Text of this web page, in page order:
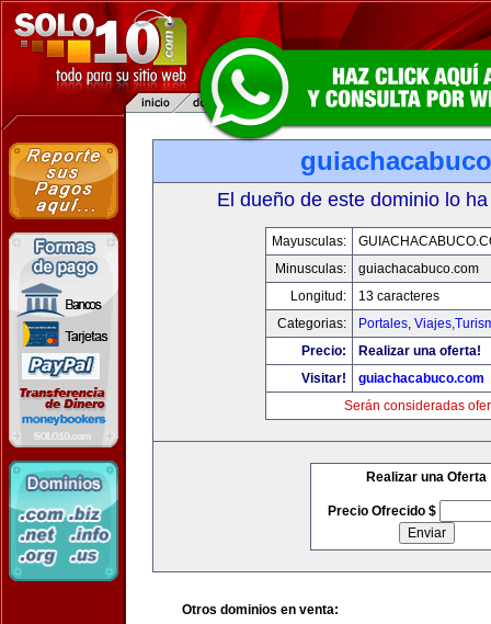
El dueño de este dominio lo
Mayusculas:
Minusculas:
guiachacabuco.com
Longitud:
13 caracteres
Categorias:
Portales,
Precio:
Realizar una oferta!
Visitar!
guiachacabuco.com
Serán consideradas
Realizar una Oferta
Precio Ofrecido $
Otros dominios en venta: